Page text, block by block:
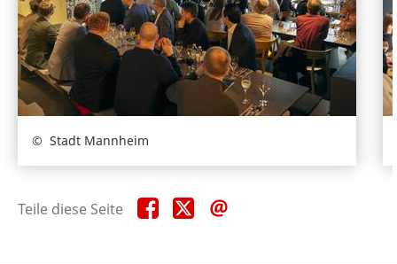
Stadt Mannheim
Teile diese Seite Teile
diese
Teile
diese